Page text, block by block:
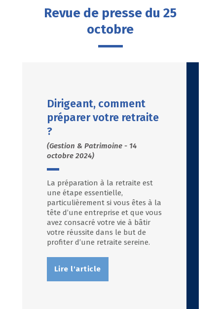
Revue de presse du 25
octobre
Dirigeant, comment
préparer votre retraite
?
(Gestion & Patrimoine - 14
octobre 2024)
La préparation à la retraite est
une étape essentielle,
particulièrement si vous êtes à la
tête d’une entreprise et que vous
avez consacré votre vie à bâtir
votre réussite dans le but de
profiter d’une retraite sereine.
Lire l'article